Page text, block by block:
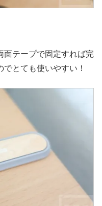
面テープで固定すれば完
とても使いやすい！